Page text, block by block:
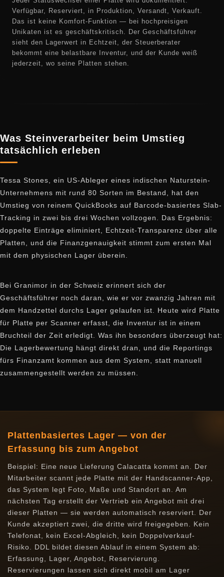
Verfügbar, Reserviert, in Produktion, Versandt, Verkauft.
Das ist keine Komfort-Funktion — bei hochpreisigen
Unikaten ist es geschäftskritisch. Der Geschäftsführer
sieht den Lagerwert in Echtzeit, der Steuerberater
bekommt eine belastbare Inventur, und der Kunde weiß
jederzeit, wo seine Platten stehen.
Was Steinverarbeiter beim Umstieg
tatsächlich erleben
Tessa Stones, ein US-Ableger eines indischen Naturstein-
Unternehmens mit rund 80 Sorten im Bestand, hat den
Umstieg von reinem QuickBooks auf Barcode-basiertes Slab-
Tracking in zwei bis drei Wochen vollzogen. Das Ergebnis:
doppelte Einträge eliminiert, Echtzeit-Transparenz über alle
Platten, und die Finanzgenauigkeit stimmt zum ersten Mal
mit dem physischen Lager überein.
Bei Granimor in der Schweiz erinnert sich der
Geschäftsführer noch daran, wie er vor zwanzig Jahren mit
dem Handzettel durchs Lager gelaufen ist. Heute wird Platte
für Platte per Scanner erfasst, die Inventur ist in einem
Bruchteil der Zeit erledigt. Was ihn besonders überzeugt hat:
Die Lagerbewertung hängt direkt dran, und die Reportings
fürs Finanzamt kommen aus dem System, statt manuell
zusammengestellt werden zu müssen.
Plattenbasiertes Lager — von der
Erfassung bis zum Angebot
Beispiel: Eine neue Lieferung Calacatta kommt an. Der
Mitarbeiter scannt jede Platte mit der Handscanner-App,
das System legt Foto, Maße und Standort an. Am
nächsten Tag erstellt der Vertrieb ein Angebot mit drei
dieser Platten — sie werden automatisch reserviert. Der
Kunde akzeptiert zwei, die dritte wird freigegeben. Kein
Telefonat, kein Excel-Abgleich, kein Doppelverkauf-
Risiko. DDL bildet diesen Ablauf in einem System ab:
Erfassung, Lager, Angebot, Reservierung.
Reservierungen lassen sich direkt mobil am Lager